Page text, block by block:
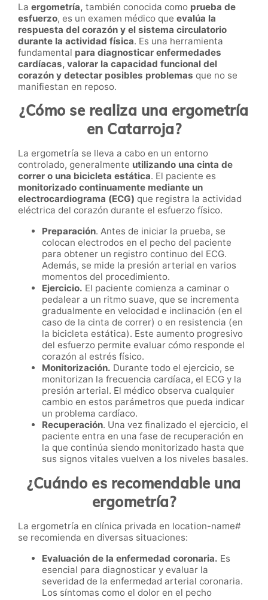
La ergometría, también conocida como prueba de
esfuerzo, es un examen médico que evalúa la
respuesta del corazón y el sistema circulatorio
durante la actividad física. Es una herramienta
fundamental para diagnosticar enfermedades
cardíacas, valorar la capacidad funcional del
corazón y detectar posibles problemas que no se
manifiestan en reposo.
¿Cómo se realiza una ergometría
en Catarroja?
La ergometría se lleva a cabo en un entorno
controlado, generalmente utilizando una cinta de
correr o una bicicleta estática. El paciente es
monitorizado continuamente mediante un
electrocardiograma (ECG) que registra la actividad
eléctrica del corazón durante el esfuerzo físico.
Preparación. Antes de iniciar la prueba, se
colocan electrodos en el pecho del paciente
para obtener un registro continuo del ECG.
Además, se mide la presión arterial en varios
momentos del procedimiento.
Ejercicio. El paciente comienza a caminar o
pedalear a un ritmo suave, que se incrementa
gradualmente en velocidad e inclinación (en el
caso de la cinta de correr) o en resistencia (en
la bicicleta estática). Este aumento progresivo
del esfuerzo permite evaluar cómo responde el
corazón al estrés físico.
Monitorización. Durante todo el ejercicio, se
monitorizan la frecuencia cardíaca, el ECG y la
presión arterial. El médico observa cualquier
cambio en estos parámetros que pueda indicar
un problema cardíaco.
Recuperación. Una vez finalizado el ejercicio, el
paciente entra en una fase de recuperación en
la que continúa siendo monitorizado hasta que
sus signos vitales vuelven a los niveles basales.
¿Cuándo es recomendable una
ergometría?
La ergometría en clínica privada en location-name#
se recomienda en diversas situaciones:
Evaluación de la enfermedad coronaria. Es
esencial para diagnosticar y evaluar la
severidad de la enfermedad arterial coronaria.
Los síntomas como el dolor en el pecho